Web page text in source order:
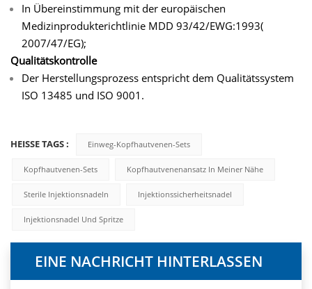
In Übereinstimmung mit der europäischen
Medizinprodukterichtlinie MDD 93/42/EWG:1993(
2007/47/EG);
Qualitätskontrolle
Der Herstellungsprozess entspricht dem Qualitätssystem
ISO 13485 und ISO 9001.
HEISSE TAGS : Einweg-Kopfhautvenen-Sets
Kopfhautvenen-Sets Kopfhautvenenansatz In Meiner Nähe
Sterile Injektionsnadeln Injektionssicherheitsnadel
Injektionsnadel Und Spritze
EINE NACHRICHT HINTERLASSEN